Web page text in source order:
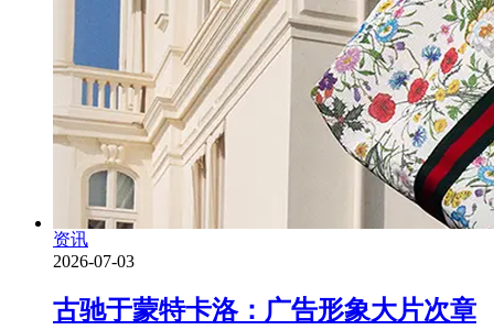
资讯
2026-07-03
古驰于蒙特卡洛：广告形象大片次章